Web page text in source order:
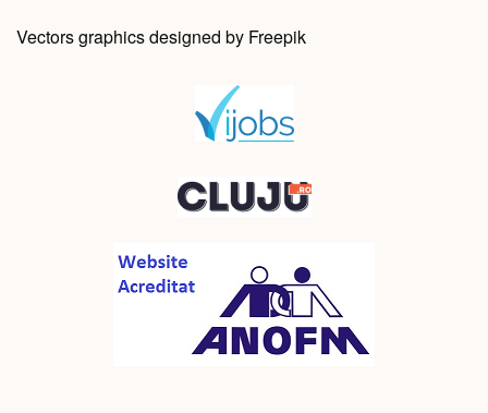
Vectors graphics designed by Freepik